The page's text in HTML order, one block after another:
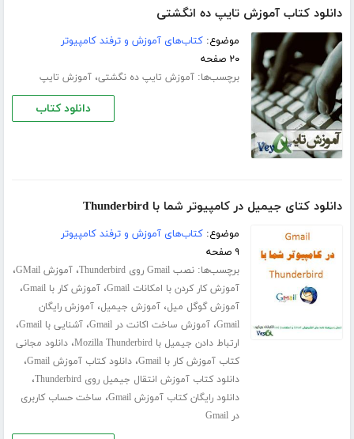
دانلود کتاب آموزش تایپ ده انگشتی
موضوع:کتاب‌های آموزش و ترفند کامپیوتر
۲۰ صفحه
برچسب‌ها:آموزش تایپ ده‌ نگشتی،آموزش تایپ
دانلود کتاب
دانلود کتای جیمیل در کامپیوتر شما با Thunderbird
موضوع:کتاب‌های آموزش و ترفند کامپیوتر
۹ صفحه
برچسب‌ها:نصب Gmail روی Thunderbird ،آموزش GMail ،
آموزش کار کردن با امکانات Gmail ،آموزش کار با Gmail ،
آموزش گوگل میل،آموزش جیمیل،آموزش رایگان
Gmail،آموزش ساخت اکانت در Gmail ،آشنایی با Gmail ،
ارتباط دادن جیمیل با Mozilla Thunderbird ،دانلود مجانی
کتاب آموزش کار با Gmail
،دانلود کتاب آموزش Gmail ،
دانلود کتاب آموزش انتقال جیمیل روی Thunderbird ،
دانلود رایگان کتاب آموزش Gmail ، ساخت حساب کاربری
در Gmail